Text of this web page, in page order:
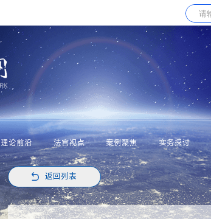
理论前沿 法官视点 案例聚焦 实务探讨
返回列表